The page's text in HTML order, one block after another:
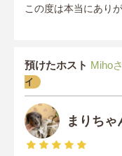
この度は本当にあり
預けたホスト Miho
イ
まりちゃ